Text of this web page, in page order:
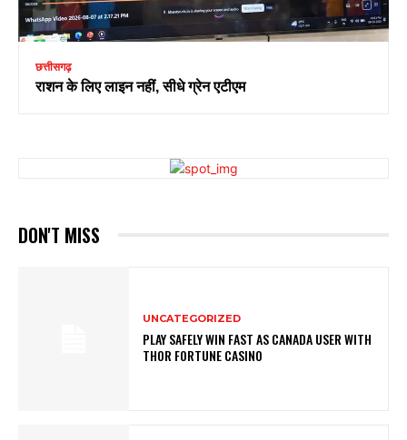
छत्तीसगढ़
राशन के लिए लाइन नहीं, सीधे ग्रेन एटीएम
DON'T MISS
UNCATEGORIZED
PLAY SAFELY WIN FAST AS CANADA USER WITH
THOR FORTUNE CASINO